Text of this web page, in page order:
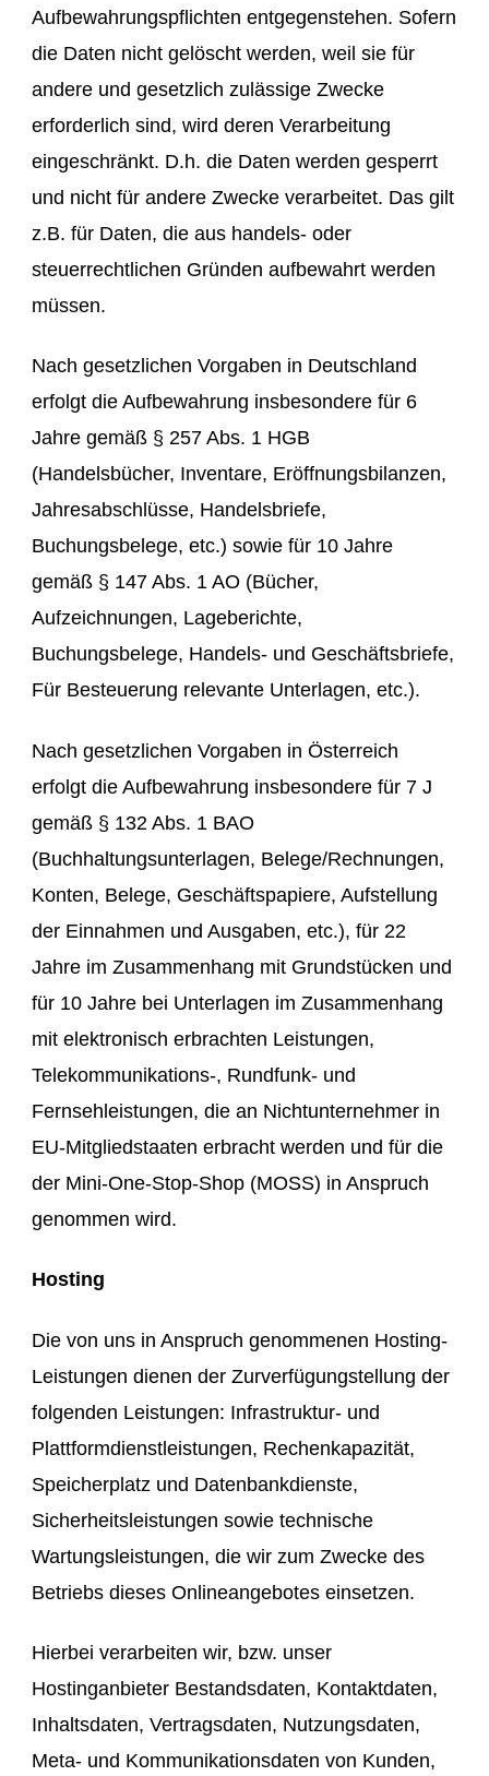
Aufbewahrungspflichten entgegenstehen. Sofern
die Daten nicht gelöscht werden, weil sie für
andere und gesetzlich zulässige Zwecke
erforderlich sind, wird deren Verarbeitung
eingeschränkt. D.h. die Daten werden gesperrt
und nicht für andere Zwecke verarbeitet. Das gilt
z.B. für Daten, die aus handels- oder
steuerrechtlichen Gründen aufbewahrt werden
müssen.
Nach gesetzlichen Vorgaben in Deutschland
erfolgt die Aufbewahrung insbesondere für 6
Jahre gemäß § 257 Abs. 1 HGB
(Handelsbücher, Inventare, Eröffnungsbilanzen,
Jahresabschlüsse, Handelsbriefe,
Buchungsbelege, etc.) sowie für 10 Jahre
gemäß § 147 Abs. 1 AO (Bücher,
Aufzeichnungen, Lageberichte,
Buchungsbelege, Handels- und Geschäftsbriefe,
Für Besteuerung relevante Unterlagen, etc.).
Nach gesetzlichen Vorgaben in Österreich
erfolgt die Aufbewahrung insbesondere für 7 J
gemäß § 132 Abs. 1 BAO
(Buchhaltungsunterlagen, Belege/Rechnungen,
Konten, Belege, Geschäftspapiere, Aufstellung
der Einnahmen und Ausgaben, etc.), für 22
Jahre im Zusammenhang mit Grundstücken und
für 10 Jahre bei Unterlagen im Zusammenhang
mit elektronisch erbrachten Leistungen,
Telekommunikations-, Rundfunk- und
Fernsehleistungen, die an Nichtunternehmer in
EU-Mitgliedstaaten erbracht werden und für die
der Mini-One-Stop-Shop (MOSS) in Anspruch
genommen wird.
Hosting
Die von uns in Anspruch genommenen Hosting-
Leistungen dienen der Zurverfügungstellung der
folgenden Leistungen: Infrastruktur- und
Plattformdienstleistungen, Rechenkapazität,
Speicherplatz und Datenbankdienste,
Sicherheitsleistungen sowie technische
Wartungsleistungen, die wir zum Zwecke des
Betriebs dieses Onlineangebotes einsetzen.
Hierbei verarbeiten wir, bzw. unser
Hostinganbieter Bestandsdaten, Kontaktdaten,
Inhaltsdaten, Vertragsdaten, Nutzungsdaten,
Meta- und Kommunikationsdaten von Kunden,